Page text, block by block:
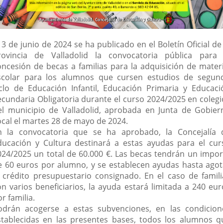
3 de junio de 2024 se ha publicado en el Boletín Oficial
de Valladolid la convocatoria pública para
de becas a familias para la adquisición de
para los alumnos que cursen estudios de
de Educación Infantil, Educación Primaria y
Obligatoria durante el curso 2024/2025 en
municipio de Valladolid, aprobada en Junta de
el martes 28 de mayo de 2024.
la convocatoria que se ha aprobado, la Concejalía
y Cultura destinará a estas ayudas para el
2025 un total de 60.000 €. Las becas tendrán un
60 euros por alumno, y se establecen ayudas hasta
crédito presupuestario consignado. En el caso de
varios beneficiarios, la ayuda estará limitada a 240
familia.
acogerse a estas subvenciones, en las
en las presentes bases, todos los alumnos